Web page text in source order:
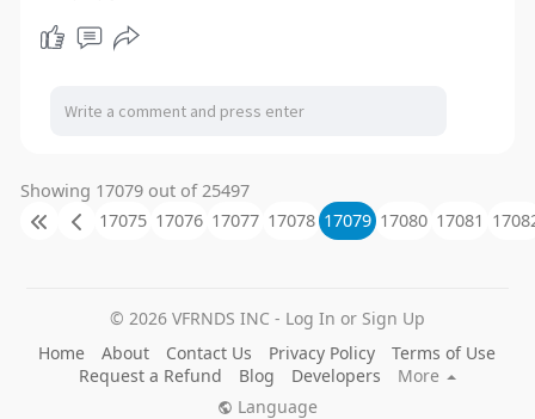
Showing 17079 out of 25497
17075 17076 17077 17078 17079 17080 17081
© 2026 VFRNDS INC - Log In or Sign Up
Home
About Contact Us Privacy Policy
Terms of Use
Request a Refund
Blog Developers
More
Language